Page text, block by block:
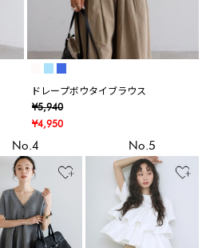
ドレープボウタイブラウス
¥5,940
¥4,950
No.4 No.5